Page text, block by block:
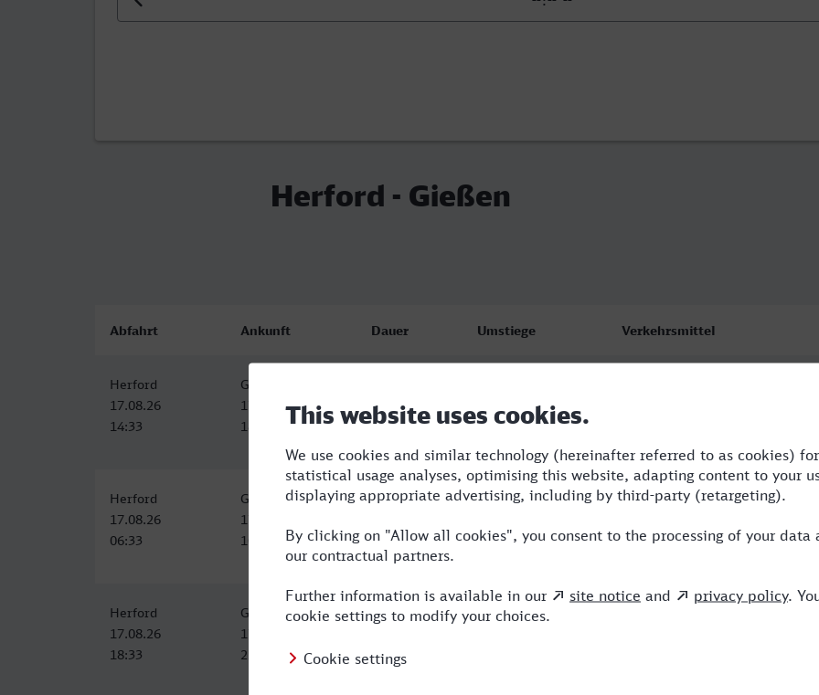
Herford - Gießen
Abfahrt Ankunft Dauer Umstiege Verkehrsmittel
Herford
17.08.26
14:33
Gießen
17.08.26
18:22
Herford
17.08.26
06:33
Gießen
17.08.26
10:55
4:22 2 ERB,NX,HLB
Herford
17.08.26
18:33
Gießen
17.08.26
22:55
4:22 2